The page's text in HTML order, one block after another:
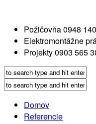
Požičovňa0948
Elektromontážne
Projekty0903 565
Domov
Referencie